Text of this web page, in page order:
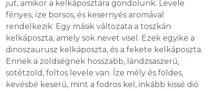
jut, amikor a kelkáposztára gondolunk. Levele
fényes, íze borsos, és kesernyés aromával
rendelkezik. Egy másik változata a toszkán
kelkáposzta, amely sok nevet visel. Ezek egyike a
dinoszaurusz kelkáposzta, és a fekete kelkáposzta.
Ennek a zöldségnek hosszabb, lándzsaszerű,
sötétzöld, foltos levele van. Íze mély és földes,
kevésbé keserű, mint a fodros kel, inkább kissé dió